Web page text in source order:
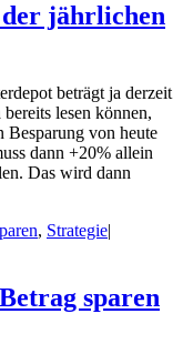
jährlichen
beträgt ja derzeit
lesen können,
Besparung von heute
dann +20% allein
Das wird dann
, Strategie|
sparen